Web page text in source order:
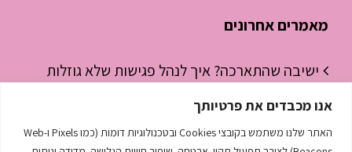
אנו מכבדים את פרטיותך
האתר שלנו משתמש בקובצי Cookies ובטכנולוגיות דומות (כמו Pixels ו-Web
מאמרים אחרונים
ישיבה שהתארכה? איך לנהל פגישות שלא גוזלות
ניהול זמן לסטודנטים – איך להפסיק “לכבות